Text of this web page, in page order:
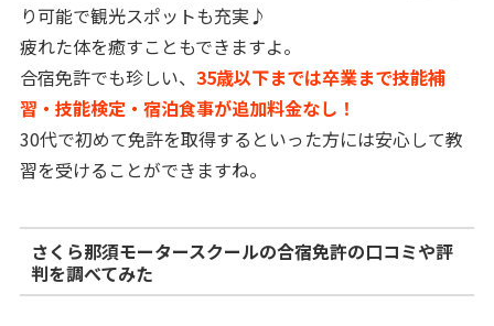
り可能で観光スポットも充実♪
疲れた体を癒すこともできますよ。
合宿免許でも珍しい、 35歳以下までは卒業まで技能補
習・技能検定・宿泊食事が追加料金なし！
30代で初めて免許を取得するといった方には安心して教
習を受けることができますね。
さくら那須モータースクールの合宿免許の口コミや評
判を調べてみた